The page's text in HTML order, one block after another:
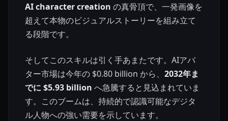
AI character creation の真骨頂で、一発画像を
超えて本物のビジュアルストーリーを組み立て
る段階です。
そしてこのスキルは引く手あまたです。AIアバ
ター市場は今年の $0.80 billion から、 2032年ま
でに $5.93 billion へ急騰すると見込まれていま
す。このブームは、持続的で認識可能なデジタ
ル人物への強い需要を示しています。